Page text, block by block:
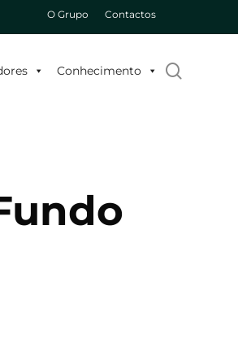
O Grupo Contactos
Conhecimento